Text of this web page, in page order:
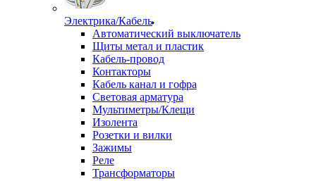
Электрика/Кабель
Автоматический выключатель
Щиты метал и пластик
Кабель-провод
Контакторы
Кабель канал и гофра
Световая арматура
Мультиметры/Клещи
Изолента
Розетки и вилки
Зажимы
Реле
Трансформаторы